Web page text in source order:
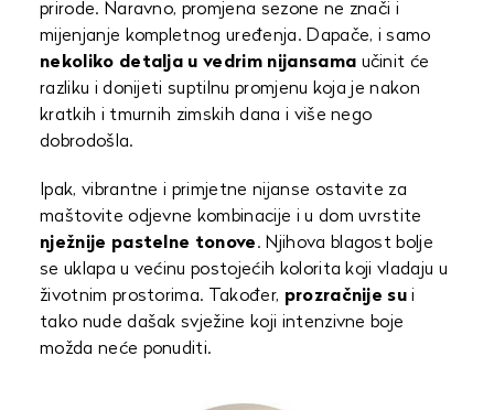
prirode. Naravno, promjena sezone ne znači i
mijenjanje kompletnog uređenja. Dapače, i samo
nekoliko detalja u vedrim nijansama učinit će
razliku i donijeti suptilnu promjenu koja je nakon
kratkih i tmurnih zimskih dana i više nego
dobrodošla.
Ipak, vibrantne i primjetne nijanse ostavite za
maštovite odjevne kombinacije i u dom uvrstite
nježnije pastelne tonove. Njihova blagost bolje
se uklapa u većinu postojećih kolorita koji vladaju u
životnim prostorima. Također, prozračnije su i
tako nude dašak svježine koji intenzivne boje
možda neće ponuditi.